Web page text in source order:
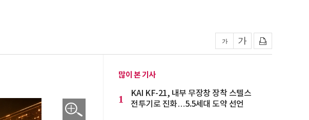
많이 본 기사
1
KAI KF-21, 내부 무장창 장착 스텔스
전투기로 진화…5.5세대 도약 선언